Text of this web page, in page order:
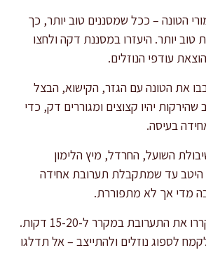
הטונה – ככל שמסננים טוב יותר, כך
טוב יותר. היעזרו במסננת דקה ולחצו
עודפי הנוזלים.
את הטונה עם הגזר, הקישוא, הבצל
שהירקות יהיו קצוצים ומגוררים דק, כדי
בעיסה.
השועל, החרדל, מיץ הלימון
היטב עד שמתקבלת תערובת אחידה
מדי אך לא מתפוררת.
כסו את הקערה וקררו את התערובת במקרר ל-15-20 דקות.
לספוג נוזלים ולהתייצב – אל תדלגו